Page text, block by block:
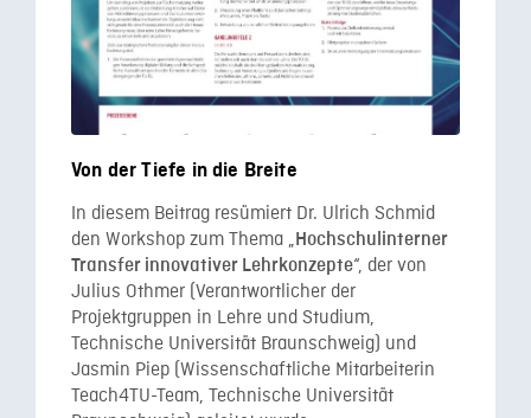
Von der Tiefe in die Breite
In diesem Beitrag resümiert Dr. Ulrich Schmid
den Workshop zum Thema „ Hochschulinterner
Transfer innovativer Lehrkonzepte“, der von
Julius Othmer (Verantwortlicher der
Projektgruppen in Lehre und Studium,
Technische Universität Braunschweig) und
Jasmin Piep (Wissenschaftliche Mitarbeiterin
Teach4TU-Team, Technische Universität